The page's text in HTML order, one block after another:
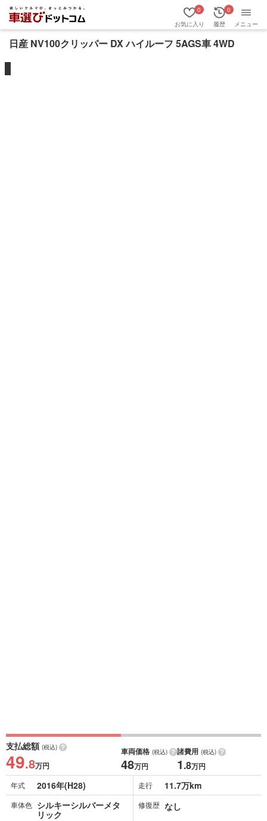
お気に入り
0
履歴
0
メニュー
日産 NV100クリッパー DX ハイルーフ 5AGS車 4WD
支払総額 (税込)
49.8万円
車両価格 (税込)
48万円
諸費用 (税込)
1.8万円
年式 2016年(H28) 走行 11.7万km
車体色 シルキーシルバーメタ
リック
修復歴 なし